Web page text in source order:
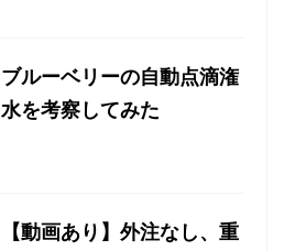
ブルーベリーの自動点滴潅
水を考察してみた
【動画あり】外注なし、重